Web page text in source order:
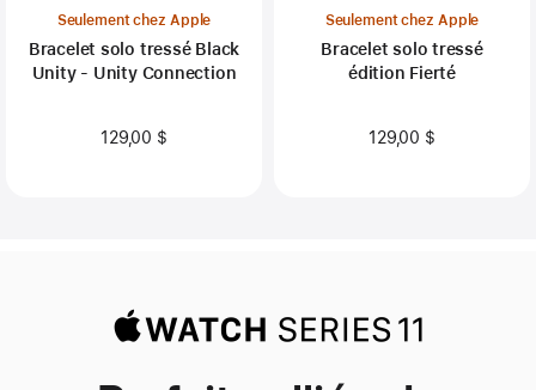
Seulement chez Apple
Bracelet solo tressé Black
Unity - Unity Connection
129,00 $
Seulement chez Apple
Bracelet solo tressé
édition Fierté
129,00 $